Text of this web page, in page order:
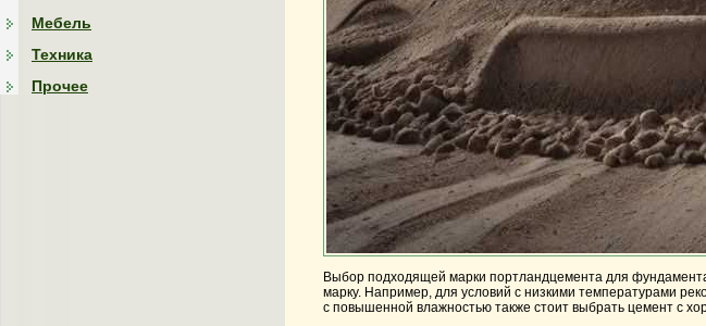
Мебель
Техника
Прочее
Выбор подходящей марки портландцемента для фундамента
марку. Например, для условий с низкими температурами
с повышенной влажностью также стоит выбрать цемент с